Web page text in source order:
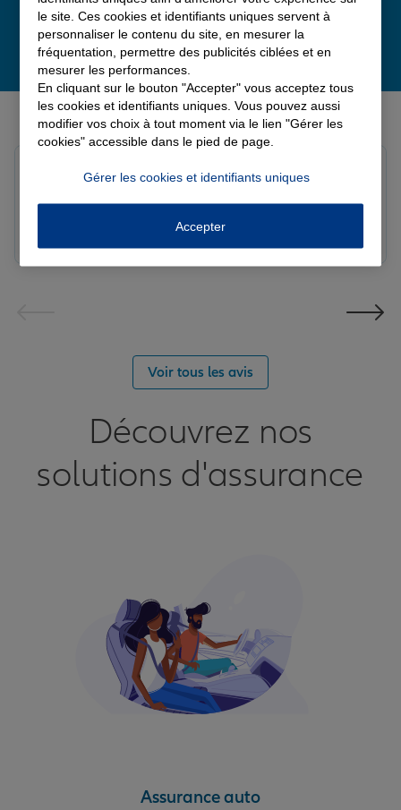
Derniers avis de nos agences Allianz
Note de 5 sur 5
Le 05/08/2026 - Agence FORT DE FRANCE
Voir tous les avis
Découvrez nos
solutions d'assurance
Assurance auto
le site. Ces cookies et identifiants uniques servent à
personnaliser le contenu du site, en mesurer la
fréquentation, permettre des publicités ciblées et en
mesurer les performances.
En cliquant sur le bouton "Accepter" vous acceptez tous
les cookies et identifiants uniques. Vous pouvez aussi
modifier vos choix à tout moment via le lien "Gérer les
cookies" accessible dans le pied de page.
Gérer les cookies et identifiants uniques
Accepter